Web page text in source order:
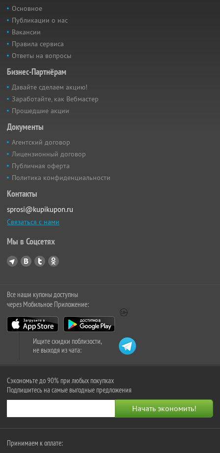
Основное
Публикации о нас
Вакансии
Правила сервиса
Ответы на вопросы
Бизнес-Партнёрам
Давайте сделаем акцию!
Заработайте, как Вебмастер
Прошедшие акции
Документы
Агентский договор
Лицензионный договор
Публичная оферта
Политика конфиденциальности
Контакты
sprosi@kupikupon.ru
Связаться с нами
Мы в Соцсетях
Все наши купоны доступны
через Мобильное Приложение:
Ищите скидки поблизости,
не выходя из чата:
Сэкономьте до 90% при любых покупках
Подпишитесь на самые выгодные предложения
Принимаем к оплате: